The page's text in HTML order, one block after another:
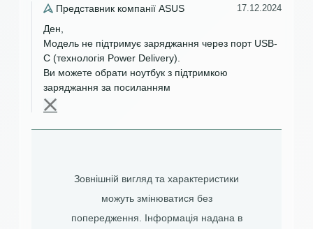
Представник компанії ASUS 17.12.2024
Ден,
Модель не підтримує заряджання через порт USB-
C (технологія Power Delivery).
Ви можете обрати ноутбук з підтримкою
заряджання за посиланням
Зовнішній вигляд та характеристики
можуть змінюватися без
попередження. Інформація надана в